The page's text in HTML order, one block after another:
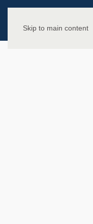
Skip to main content